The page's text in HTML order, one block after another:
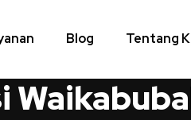
Blog Tentang